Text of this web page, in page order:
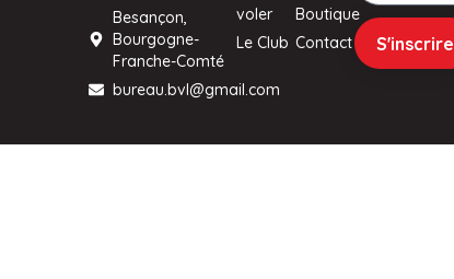
Besançon,
Bourgogne-
Franche-Comté
bureau.bvl@gmail.com
voler
Le Club
Boutique
Contact
S'inscrire